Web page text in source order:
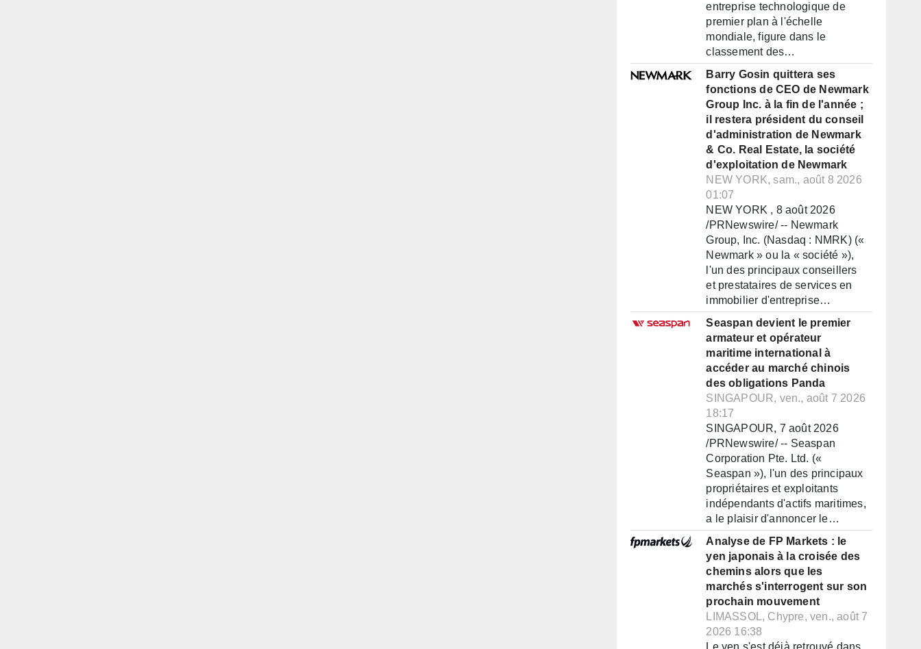
entreprise technologique de
premier plan à l'échelle
mondiale, figure dans le
classement des…
Barry Gosin quittera ses
fonctions de CEO de Newmark
Group Inc. à la fin de l'année ;
il restera président du conseil
d'administration de Newmark
& Co. Real Estate, la société
d'exploitation de Newmark
NEW YORK, sam., août 8 2026
01:07
NEW YORK , 8 août 2026
/PRNewswire/ -- Newmark
Group, Inc. (Nasdaq : NMRK) («
Newmark » ou la « société »),
l'un des principaux conseillers
et prestataires de services en
immobilier d'entreprise…
Seaspan devient le premier
armateur et opérateur
maritime international à
accéder au marché chinois
des obligations Panda
SINGAPOUR, ven., août 7 2026
18:17
SINGAPOUR, 7 août 2026
/PRNewswire/ -- Seaspan
Corporation Pte. Ltd. («
Seaspan »), l'un des principaux
propriétaires et exploitants
indépendants d'actifs maritimes,
a le plaisir d'annoncer le…
Analyse de FP Markets : le
yen japonais à la croisée des
chemins alors que les
marchés s'interrogent sur son
prochain mouvement
LIMASSOL, Chypre, ven., août 7
2026 16:38
Le yen s'est déjà retrouvé dans